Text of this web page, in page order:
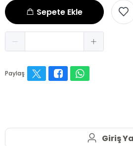
Sepete Ekle
Paylaş
Giriş